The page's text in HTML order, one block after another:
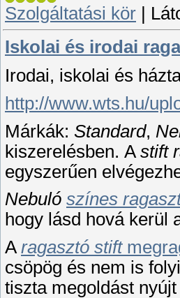
Szolgáltatási kör
Iskolai és irodai
Irodai, iskolai és
http://www.wts.hu/
Márkák: Standard,
kiszerelésben. A stift
egyszerűen
Nebuló színes
hogy lásd hová kerül
A ragasztó stift
csöpög és nem is
tiszta megoldást